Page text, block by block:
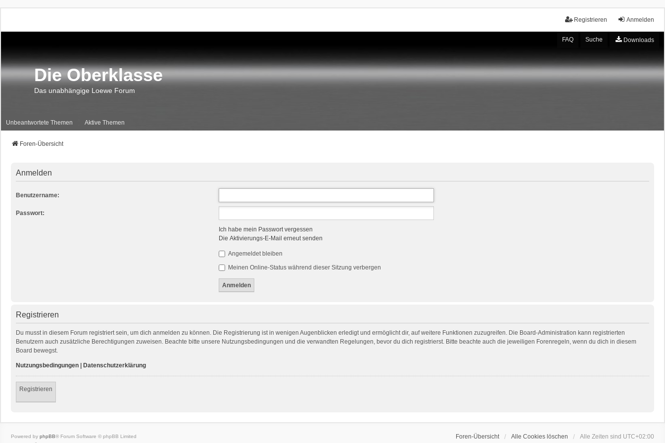
Anmelden
Registrieren
FAQ Suche Downloads
Die Oberklasse
Das unabhängige Loewe Forum
Unbeantwortete Themen Aktive Themen
Foren-Übersicht
Anmelden
Benutzername:
Passwort:
Ich habe mein Passwort vergessen
Die Aktivierungs-E-Mail erneut senden
Angemeldet bleiben
Meinen Online-Status während dieser Sitzung verbergen
Registrieren
Du musst in diesem Forum registriert sein, um dich anmelden zu können. Die Registrierung ist in wenigen Augenblicken erledigt und ermöglicht dir, auf weitere Funktionen zuzugreifen. Die Board-Administration kann registrierten
Benutzern auch zusätzliche Berechtigungen zuweisen. Beachte bitte unsere Nutzungsbedingungen und die verwandten Regelungen, bevor du dich registrierst. Bitte beachte auch die jeweiligen Forenregeln, wenn du dich in diesem
Board bewegst.
Nutzungsbedingungen Datenschutzerklärung
Registrieren
Foren-Übersicht Alle Cookies löschen Alle Zeiten sind UTC+02:00
Powered by phpBB® Forum Software © phpBB Limited